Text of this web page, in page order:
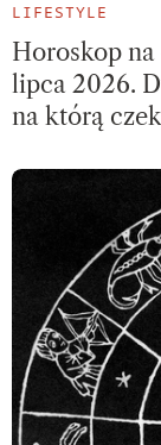
LIFESTYLE
Horoskop
lipca 2026.
na którą